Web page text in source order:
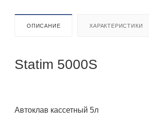
ОПИСАНИЕ ХАРАКТЕРИСТИКИ
Statim 5000S
Автоклав кассетный 5л